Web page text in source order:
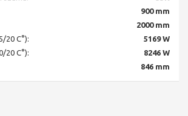
hirtelen hőmérséklet-változásoknál.
hatékonysága a rövidebb lehűlési és felfűtési
komfort jellemzi.
MULTIFUNKCIÓS FŰTŐTEST fixen beépített
felszerelve, mely alkalmas két csöves
900 mm
2000 mm
20 C°):
5169 W
20 C°):
8246 W
846 mm